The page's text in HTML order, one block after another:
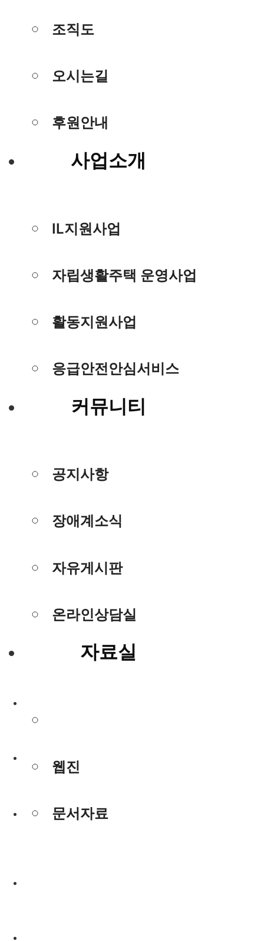
조직도
오시는길
후원안내
사업소개
IL지원사업
자립생활주택 운영사업
활동지원사업
응급안전안심서비스
커뮤니티
공지사항
장애계소식
자유게시판
온라인상담실
자료실
웹진
문서자료
웹진
문서자료